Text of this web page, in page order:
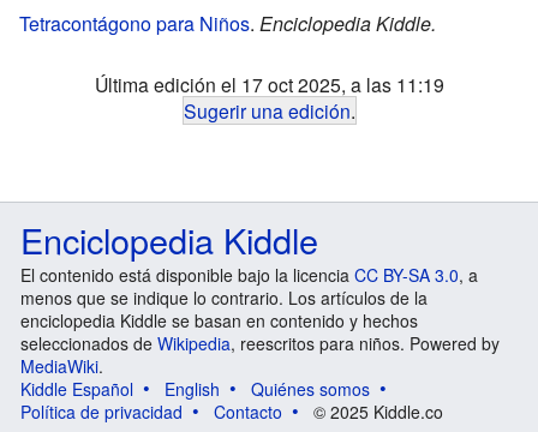
Tetracontágono para Niños. Enciclopedia Kiddle.
Última edición el 17 oct 2025, a las 11:19
Sugerir una edición.
Enciclopedia Kiddle
El contenido está disponible bajo la licencia CC BY-SA 3.0, a
menos que se indique lo contrario. Los artículos de la
enciclopedia Kiddle se basan en contenido y hechos
seleccionados de Wikipedia, reescritos para niños. Powered by
MediaWiki.
Kiddle Español
English
Quiénes somos
Política de privacidad
Contacto © 2025 Kiddle.co